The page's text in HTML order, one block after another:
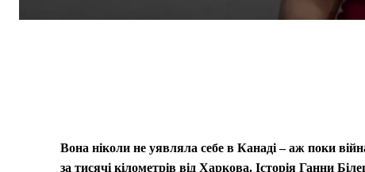
Вона ніколи не уявляла себе в Канаді – аж поки
за тисячі кілометрів від Харкова. Історія Ганни